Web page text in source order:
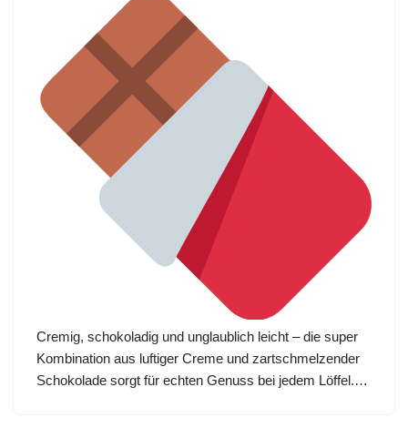
Cremig, schokoladig und unglaublich leicht – die super
Kombination aus luftiger Creme und zartschmelzender
Schokolade sorgt für echten Genuss bei jedem Löffel.…